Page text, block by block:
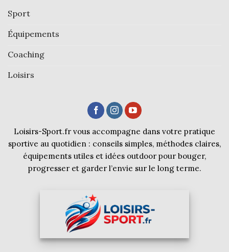
Sport
Équipements
Coaching
Loisirs
Loisirs-Sport.fr vous accompagne dans votre pratique
sportive au quotidien : conseils simples, méthodes claires,
équipements utiles et idées outdoor pour bouger,
progresser et garder l’envie sur le long terme.